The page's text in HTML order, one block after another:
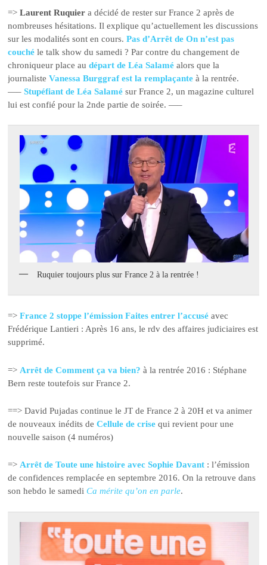
=>Laurent Ruquier a décidé de rester sur France 2 après de
nombreuses hésitations. Il explique qu’actuellement les discussions
sur les modalités sont en cours.Pas d’Arrêt de On n’est pas
couché le talk show du samedi ? Par contre du changement de
chroniqueur place audépart de Léa Salamé alors que la
journalisteVanessa Burggraf est la remplaçante à la rentrée.
—–Stupéfiant de Léa Salamé sur France 2, un magazine culturel
lui est confié pour la 2nde partie de soirée. —–
Ruquier toujours plus sur France 2 à la rentrée !
=>France 2 stoppe l’émission Faites entrer l’accuséavec
Frédérique Lantieri : Après 16 ans, le rdv des affaires judiciaires est
supprimé.
=> Arrêt de Comment ça va bien? à la rentrée 2016 : Stéphane
Bern reste toutefois sur France 2.
==> David Pujadas continue le JT de France 2 à 20H et va animer
de nouveaux inédits deCellule de crise qui revient pour une
nouvelle saison (4 numéros)
=>Arrêt de Toute une histoire avec Sophie Davant : l’émission
de confidences remplacée en septembre 2016. On la retrouve dans
son hebdo le samediCa mérite qu’on en parle.